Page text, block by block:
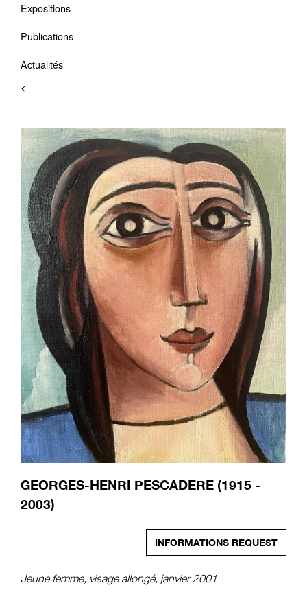
Expositions
Publications
Actualités
<
GEORGES-HENRI PESCADERE (1915 -
2003)
INFORMATIONS REQUEST
Jeune femme, visage allongé, janvier 2001